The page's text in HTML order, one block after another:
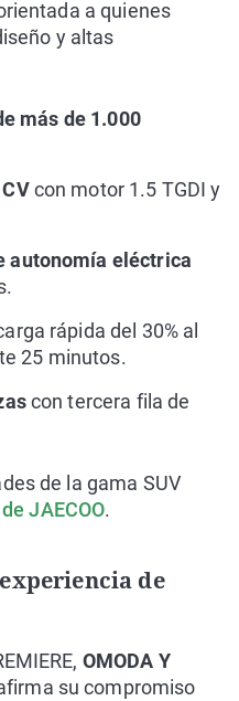
a quienes
y altas
más de 1.000
con motor 1.5 TGDI y
autonomía eléctrica
rápida del 30% al
25 minutos.
con tercera fila de
de la gama SUV
JAECOO.
de
OMODA Y
su compromiso